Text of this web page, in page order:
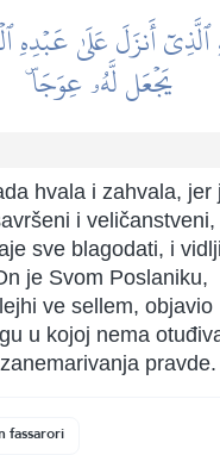
ٱلَّذِيٓ أَنزَلَ عَلَىٰ
يَجۡعَل لَّهُۥ عِوَجَاۜ
hvala i zahvala, jer
i veličanstveni,
sve blagodati, i
je Svom Poslaniku,
ve sellem, objavio
u kojoj nema
pravde.
fassarori